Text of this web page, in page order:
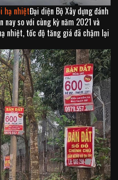
hạ nhiệtĐại diện Bộ Xây dựng đánh
so với cùng kỳ năm 2021 và
nhiệt, tốc độ tăng giá đã chậm lại